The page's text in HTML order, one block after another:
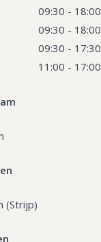
09:30 - 18:00
09:30 - 18:00
09:30 - 17:30
11:00 - 17:00
(Strijp)